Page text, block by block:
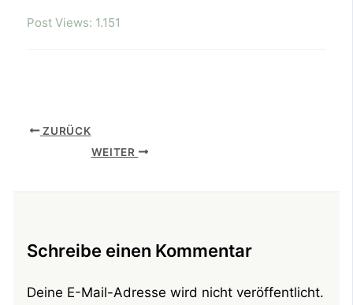
Post Views: 1.151
ZURÜCK
WEITER
Schreibe einen Kommentar
Deine E-Mail-Adresse wird nicht veröffentlicht.